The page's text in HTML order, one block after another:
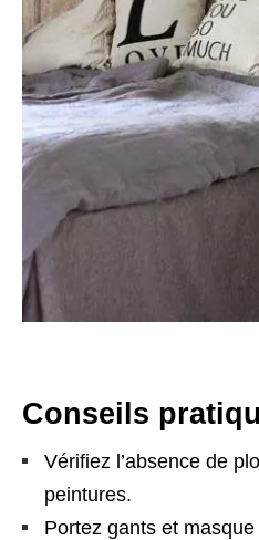
Conseils
Vérifiez l’absence de
peintures.
Portez gants et